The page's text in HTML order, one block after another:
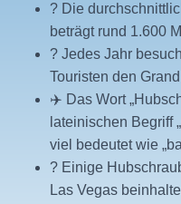
? Die
beträgt rund 1.600
? Jedes Jahr
Touristen den
✈️ Das Wort
lateinischen Begriff
viel bedeutet wie
? Einige
Las Vegas